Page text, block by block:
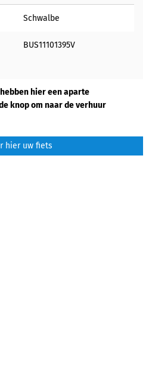
Schwalbe
BUS11101395V
hier een aparte
knop om naar de verhuur
hier uw fiets